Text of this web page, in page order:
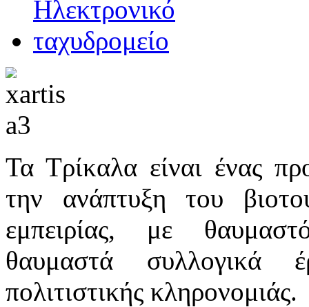
Τα Τρίκαλα είναι ένας
την ανάπτυξη του
εμπειρίας, με
θαυμαστά συλλογικά
πολιτιστικής κληρονομιάς.